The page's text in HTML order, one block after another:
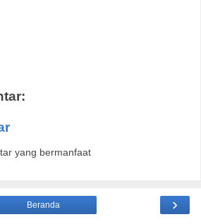
yang bermanfaat
›
Beranda